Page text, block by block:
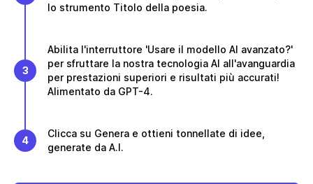
lo strumento Titolo della poesia.
3
Abilita l'interruttore 'Usare il modello AI avanzato?'
per sfruttare la nostra tecnologia AI all'avanguardia
per prestazioni superiori e risultati più accurati!
Alimentato da GPT-4.
4
Clicca su Genera e ottieni tonnellate di idee,
generate da A.I.